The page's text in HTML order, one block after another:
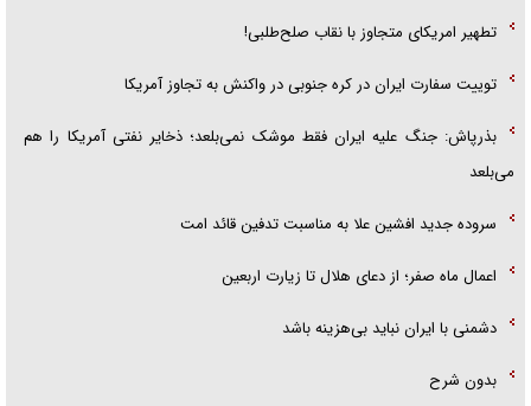
تطهیر امریکای متجاوز با نقاب صلح‌طلبی!
توییت سفارت ایران در کره جنوبی در واکنش به تجاوز آمریکا
بذرپاش: ‏جنگ علیه ایران فقط موشک نمی‌بلعد؛ ذخایر نفتی آمریکا را هم
می‌بلعد
سروده جدید افشین علا به مناسبت تدفین قائد امت
اعمال ماه صفر؛ از دعای هلال تا زیارت اربعین
دشمنی با ایران نباید بی‌هزینه باشد
بدون شرح